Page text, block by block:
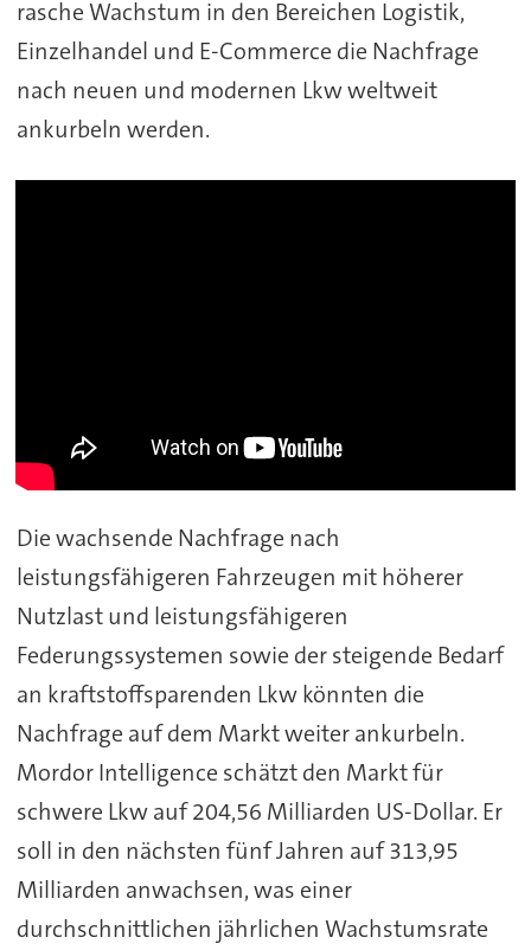
rasche Wachstum in den Bereichen Logistik,
Einzelhandel und E-Commerce die Nachfrage
nach neuen und modernen Lkw weltweit
ankurbeln werden.
Die wachsende Nachfrage nach
leistungsfähigeren Fahrzeugen mit höherer
Nutzlast und leistungsfähigeren
Federungssystemen sowie der steigende Bedarf
an kraftstoffsparenden Lkw könnten die
Nachfrage auf dem Markt weiter ankurbeln.
Mordor Intelligence schätzt den Markt für
schwere Lkw auf 204,56 Milliarden US-Dollar. Er
soll in den nächsten fünf Jahren auf 313,95
Milliarden anwachsen, was einer
durchschnittlichen jährlichen Wachstumsrate